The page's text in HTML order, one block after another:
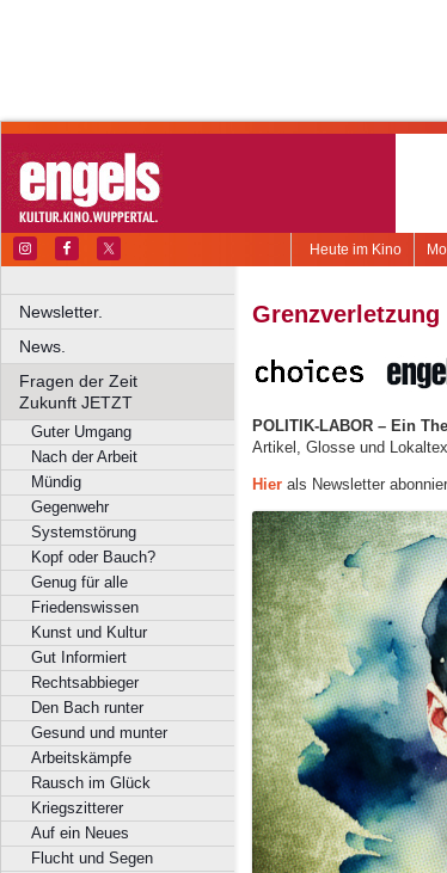
Heute im Kino
Newsletter.
News.
Fragen der Zeit
Zukunft JETZT
Guter Umgang
Nach der Arbeit
Mündig
Gegenwehr
Systemstörung
Kopf oder Bauch?
Genug für alle
Friedenswissen
Kunst und Kultur
Gut Informiert
Rechtsabbieger
Den Bach runter
Gesund und munter
Arbeitskämpfe
Rausch im Glück
Kriegszitterer
Auf ein Neues
Flucht und Segen
Grenzverletzung
POLITIK-LABOR – Ein
Artikel, Glosse und
Hier als Newsletter